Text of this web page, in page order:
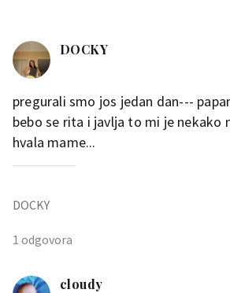
DOCKY
pregurali smo jos jedan dan---
bebo se rita i javlja to mi je nekako
hvala mame...
1 odgovora
DOCKY
cloudy